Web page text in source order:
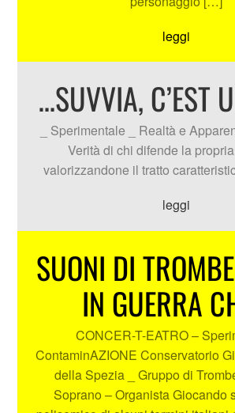
leggi
…SUVVIA, C’EST
_ Sperimentale _ Realtà e
Verità di chi difende la
valorizzandone il tratto
leggi
SUONI DI
IN GUERRA
CONCER-T-EATRO –
ContaminAZIONE Conservatorio
della Spezia _ Gruppo di
Soprano – Organista Giocando